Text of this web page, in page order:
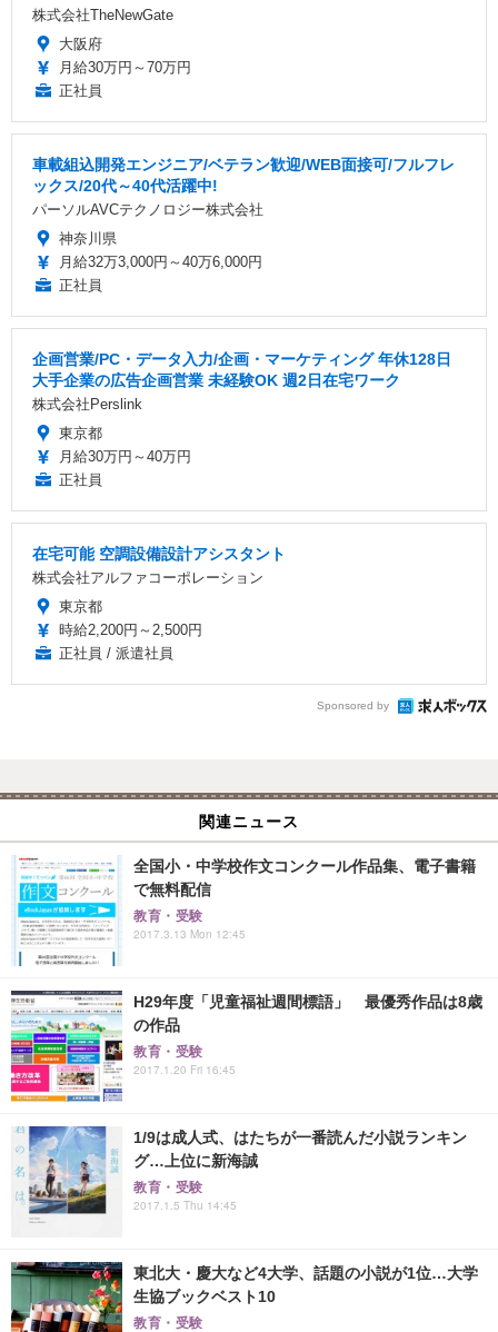
株式会社TheNewGate
大阪府
月給30万円～70万円
正社員
車載組込開発エンジニア/ベテラン歓迎/WEB面接可/フルフレ
ックス/20代～40代活躍中!
パーソルAVCテクノロジー株式会社
神奈川県
月給32万3,000円～40万6,000円
正社員
企画営業/PC・データ入力/企画・マーケティング 年休128日
大手企業の広告企画営業 未経験OK 週2日在宅ワーク
株式会社Perslink
東京都
月給30万円～40万円
正社員
在宅可能 空調設備設計アシスタント
株式会社アルファコーポレーション
東京都
時給2,200円～2,500円
正社員 / 派遣社員
Sponsored by
関連ニュース
全国小・中学校作文コンクール作品集、電子書籍
で無料配信
教育・受験
2017.3.13 Mon 12:45
H29年度「児童福祉週間標語」 最優秀作品は8歳
の作品
教育・受験
2017.1.20 Fri 16:45
1/9は成人式、はたちが一番読んだ小説ランキン
グ…上位に新海誠
教育・受験
2017.1.5 Thu 14:45
東北大・慶大など4大学、話題の小説が1位…大学
生協ブックベスト10
教育・受験